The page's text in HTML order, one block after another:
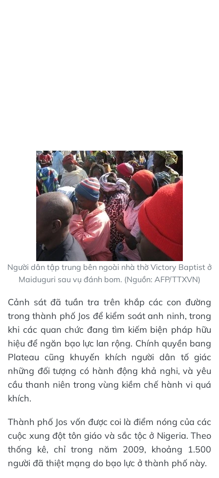
Người dân tập trung bên ngoài nhà thờ Victory Baptist ở
Maiduguri sau vụ đánh bom. (Nguồn: AFP/TTXVN)
Cảnh sát đã tuần tra trên khắp các con đường
trong thành phố Jos để kiểm soát anh ninh, trong
khi các quan chức đang tìm kiếm biện pháp hữu
hiệu để ngăn bạo lực lan rộng. Chính quyền bang
Plateau cũng khuyến khích người dân tố giác
những đối tượng có hành động khả nghi, và yêu
cầu thanh niên trong vùng kiềm chế hành vi quá
khích.
Thành phố Jos vốn được coi là điểm nóng của các
cuộc xung đột tôn giáo và sắc tộc ở Nigeria. Theo
thống kê, chỉ trong năm 2009, khoảng 1.500
người đã thiệt mạng do bạo lực ở thành phố này.